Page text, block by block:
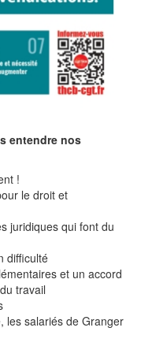
entendre nos
!
le droit et
juridiques qui font du
difficulté
et un accord
travail
les salariés de Granger